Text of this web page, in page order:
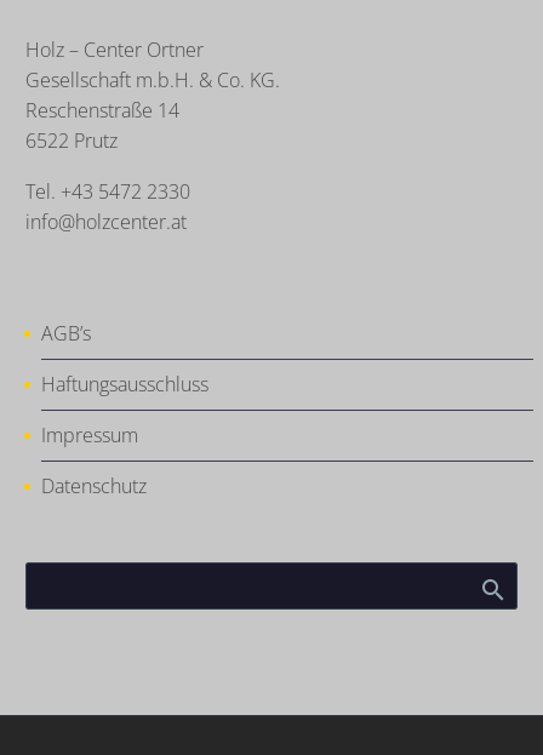
Holz – Center Ortner
Gesellschaft m.b.H. & Co. KG.
Reschenstraße 14
6522 Prutz
Tel. +43 5472 2330
info@holzcenter.at
AGB’s
Haftungsausschluss
Impressum
Datenschutz